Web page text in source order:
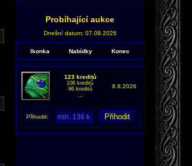
Probíhající aukce
Dnešní datum: 07.08.2026
Ikonka Nabídky Konec
123 kreditů
106 kreditů
96 kreditů
8.8.2026
Přihodit: